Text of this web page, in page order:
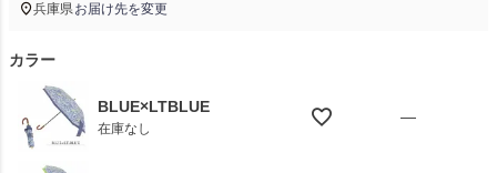
兵庫県お届け先を変更
カラー
BLUE×LTBLUE
在庫なし
—